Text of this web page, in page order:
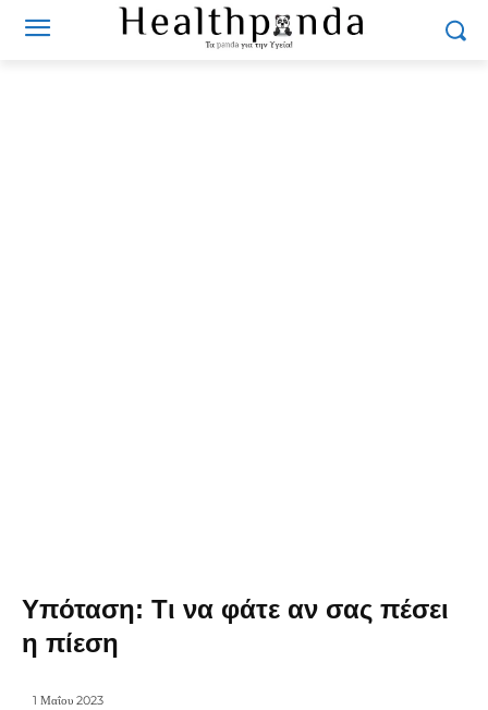
Υπόταση: Τι να φάτε αν σας πέσει
η πίεση
1 Μαΐου 2023